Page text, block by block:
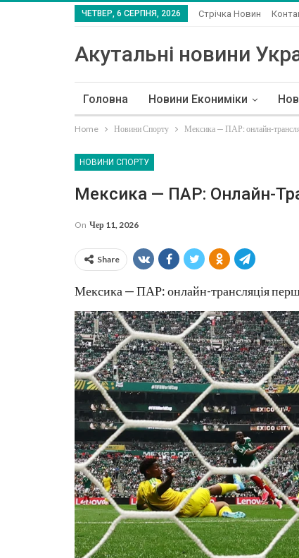
ЧЕТВЕР, 6 СЕРПНЯ, 2026 Стрічка Новин
Акутальні новини
Головна Новини Екониміки
Home Новини Спорту Мексика — ПАР: онлайн-
НОВИНИ СПОРТУ
Мексика — ПАР: Онлайн-
On Чер 11, 2026
Share
Мексика — ПАР: онлайн-трансляція